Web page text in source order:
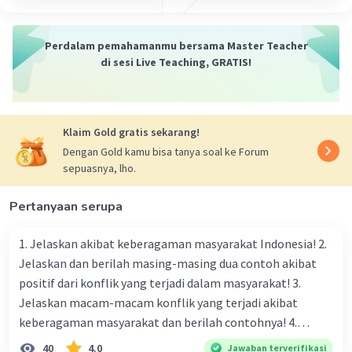
Perdalam pemahamanmu bersama Master Teacher
di sesi Live Teaching, GRATIS!
Klaim Gold gratis sekarang!
Dengan Gold kamu bisa tanya soal ke Forum
sepuasnya, lho.
Pertanyaan serupa
1. Jelaskan akibat keberagaman masyarakat Indonesia! 2.
Jelaskan dan berilah masing-masing dua contoh akibat
positif dari konflik yang terjadi dalam masyarakat! 3.
Jelaskan macam-macam konflik yang terjadi akibat
keberagaman masyarakat dan berilah contohnya! 4.
Mengapa dalam masyarakat yang memiliki keberagaman
40 4.0 Jawaban terverifikasi